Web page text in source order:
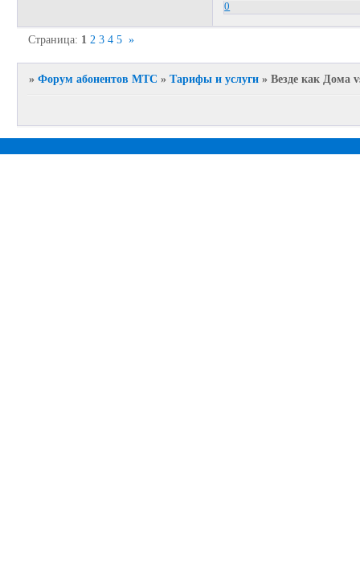
0
Страница: 1 2 3 4 5 »
»Форум абонентов МТС »Тарифы и услуги »Везде как Дома